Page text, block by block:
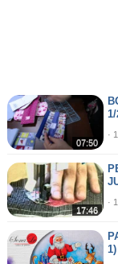
07:50
1/
·
17:46
·